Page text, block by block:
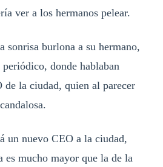
ver a los hermanos pelear.
sonrisa burlona a su hermano,
donde hablaban
de la ciudad, quien al parecer
un nuevo CEO a la ciudad,
es mucho mayor que la de la